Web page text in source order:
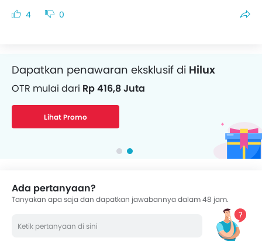
4 0
Dapatkan penawaran eksklusif di Hilux
OTR mulai dari Rp 416,8 Juta
Lihat Promo
Ada pertanyaan?
Tanyakan apa saja dan dapatkan jawabannya dalam 48 jam.